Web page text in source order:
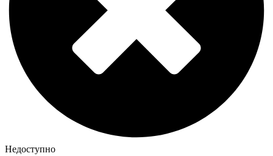
Недоступно